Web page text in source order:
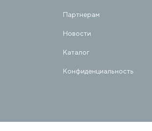
Партнерам
Новости
Каталог
Конфиденциальность